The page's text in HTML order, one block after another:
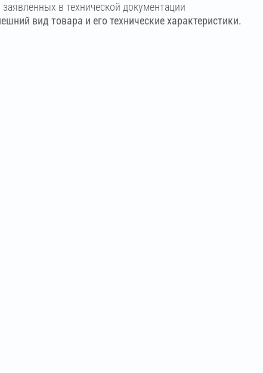
в технической документации
вид товара и его технические характеристики.